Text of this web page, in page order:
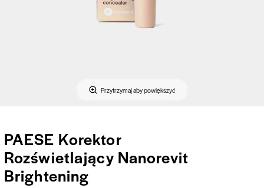
Przytrzymaj aby powiększyć
PAESE Korektor
Rozświetlający Nanorevit
Brightening